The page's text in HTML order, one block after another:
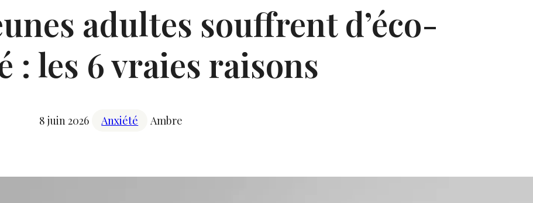
adultes souffrent d’éco-
: les 6 vraies raisons
8 juin 2026 Anxiété Ambre